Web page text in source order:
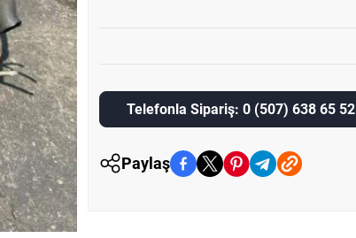
Telefonla Sipariş: 0 (507) 638 65 52
Paylaş